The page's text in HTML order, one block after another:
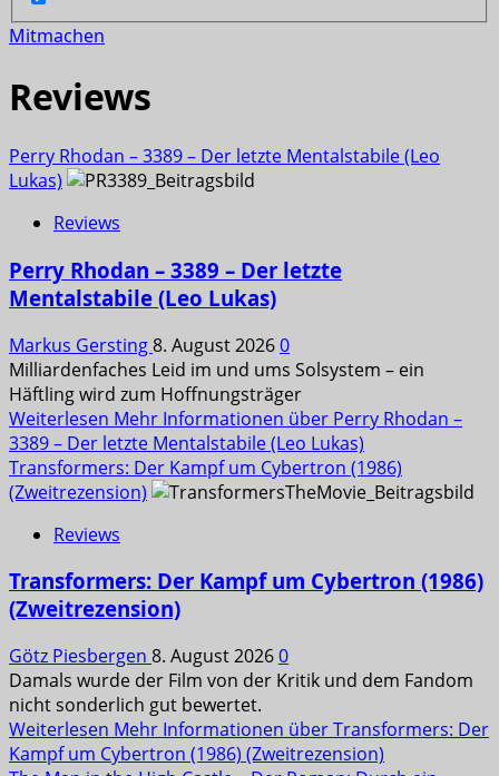
Mitmachen
Reviews
Perry Rhodan – 3389 – Der letzte Mentalstabile (Leo
Lukas)
Reviews
Perry Rhodan – 3389 – Der letzte
Mentalstabile (Leo Lukas)
Markus Gersting8. August 20260
Milliardenfaches Leid im und ums Solsystem – ein
Häftling wird zum Hoffnungsträger
Weiterlesen Mehr Informationen über Perry Rhodan –
3389 – Der letzte Mentalstabile (Leo Lukas)
Transformers: Der Kampf um Cybertron (1986)
(Zweitrezension)
Reviews
Transformers: Der Kampf um Cybertron (1986)
(Zweitrezension)
Götz Piesbergen 8. August 20260
Damals wurde der Film von der Kritik und dem Fandom
nicht sonderlich gut bewertet.
Weiterlesen Mehr Informationen über Transformers: Der
Kampf um Cybertron (1986) (Zweitrezension)